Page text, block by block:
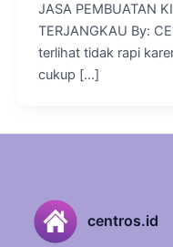
JASA PEMBUATAN
TERJANGKAU By:
terlihat tidak rapi
cukup […]
centros.id